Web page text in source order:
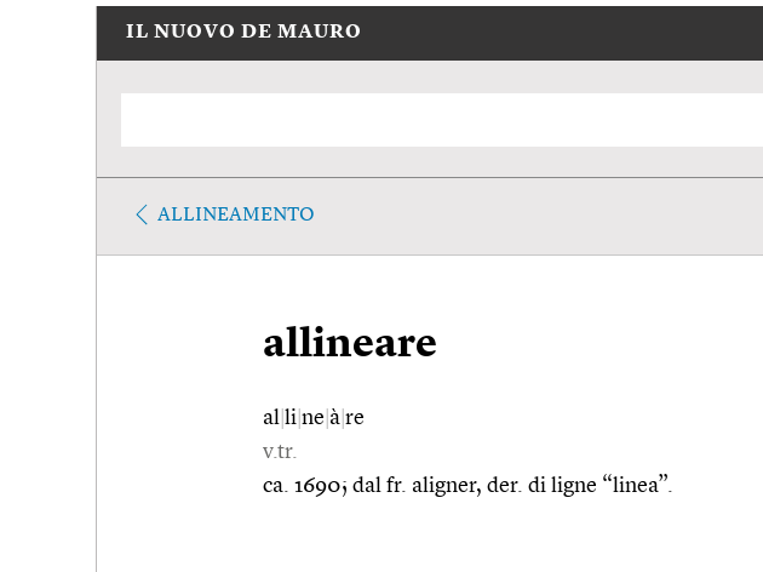
IL NUOVO DE MAURO
ALLINEAMENTO
allineare
al li ne à re
v.tr.
ca. 1690; dal fr. aligner, der. di ligne “linea”.